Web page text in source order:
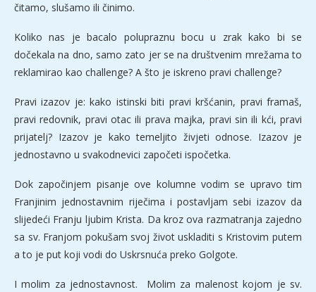
čitamo, slušamo ili činimo.
Koliko nas je bacalo polupraznu bocu u zrak kako bi se
dočekala na dno, samo zato jer se na društvenim mrežama to
reklamirao kao challenge? A što je iskreno pravi challenge?
Pravi izazov je: kako istinski biti pravi kršćanin, pravi framaš,
pravi redovnik, pravi otac ili prava majka, pravi sin ili kći, pravi
prijatelj? Izazov je kako temeljito živjeti odnose. Izazov je
jednostavno u svakodnevici započeti ispočetka.
Dok započinjem pisanje ove kolumne vodim se upravo tim
Franjinim jednostavnim riječima i postavljam sebi izazov da
slijedeći Franju ljubim Krista. Da kroz ova razmatranja zajedno
sa sv. Franjom pokušam svoj život uskladiti s Kristovim putem
a to je put koji vodi do Uskrsnuća preko Golgote.
I molim za jednostavnost. Molim za malenost kojom je sv.